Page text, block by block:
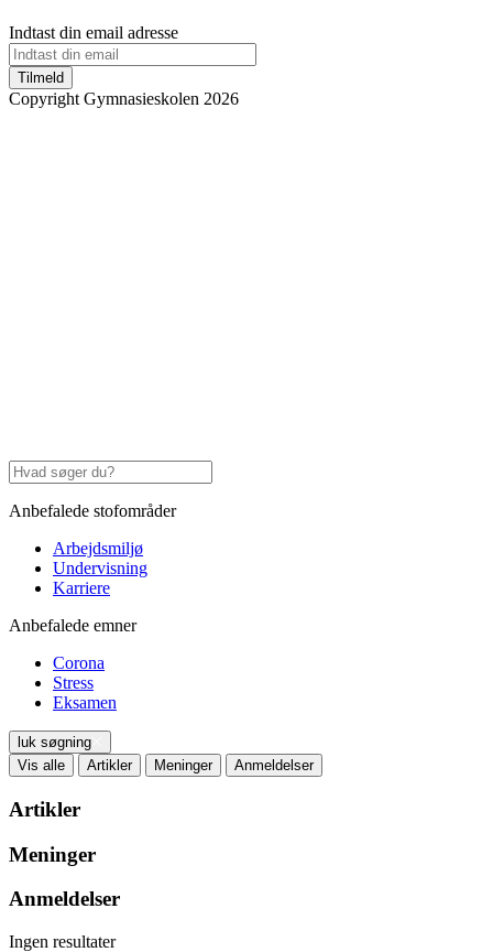
Indtast din email adresse
Tilmeld
Copyright Gymnasieskolen 2026
Anbefalede stofområder
Arbejdsmiljø
Undervisning
Karriere
Anbefalede emner
Corona
Stress
Eksamen
luk søgning
Vis alle
Artikler Meninger Anmeldelser
Artikler
Meninger
Anmeldelser
Ingen resultater